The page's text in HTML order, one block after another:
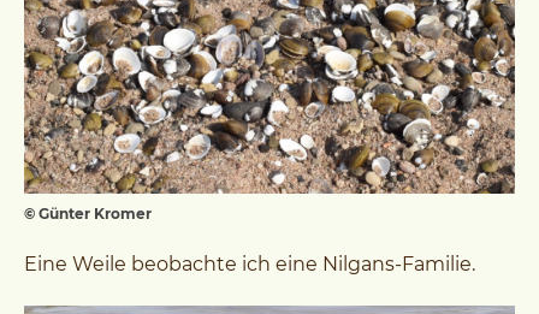
© Günter Kromer
Eine Weile beobachte ich eine Nilgans-Familie.